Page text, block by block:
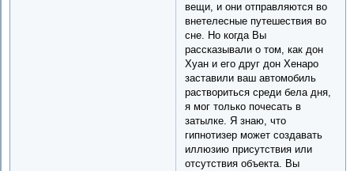
вещи, и они отправляются во
внетелесные путешествия во
сне. Но когда Вы
рассказывали о том, как дон
Хуан и его друг дон Хенаро
заставили ваш автомобиль
раствориться среди бела дня,
я мог только почесать в
затылке. Я знаю, что
гипнотизер может создавать
иллюзию присутствия или
отсутствия объекта. Вы